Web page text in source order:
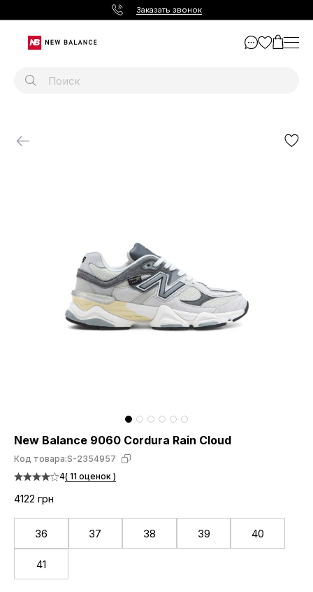
Заказать звонок
New Balance 9060 Cordura Rain Cloud
Код товара:S-2354957
4( 11 оценок )
4122 грн
36 37 38 39 40
41